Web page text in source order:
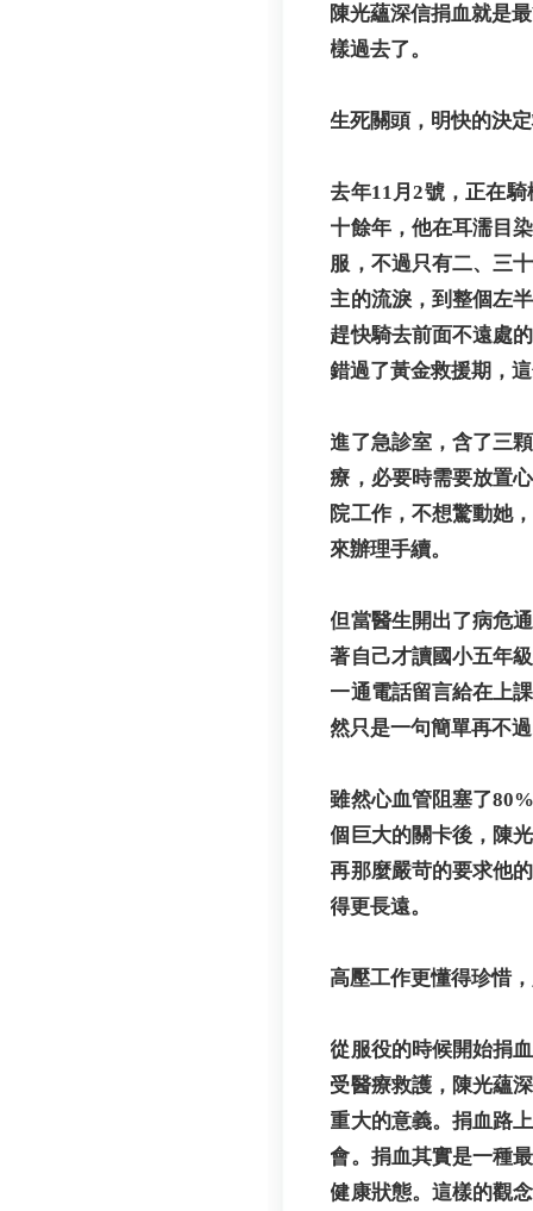
陳光蘊深信捐血就是
樣過去了。
生死關頭，明快的決
去年11月2號，正在
十餘年，他在耳濡目
服，不過只有二、三
主的流淚，到整個左
趕快騎去前面不遠處
錯過了黃金救援期，
進了急診室，含了三
療，必要時需要放置
院工作，不想驚動她
來辦理手續。
但當醫生開出了病危
著自己才讀國小五年
一通電話留言給在上
然只是一句簡單再不
雖然心血管阻塞了
個巨大的關卡後，陳
再那麼嚴苛的要求他
得更長遠。
高壓工作更懂得珍惜
從服役的時候開始捐
受醫療救護，陳光蘊
重大的意義。捐血路
會。捐血其實是一種
健康狀態。這樣的觀